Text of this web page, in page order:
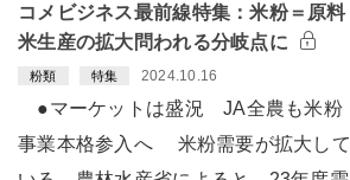
コメビジネス最前線特集：米粉＝原料
米生産の拡大問われる分岐点に
粉類 特集 2024.10.16
●マーケットは盛況 JA全農も米粉
事業本格参入へ 米粉需要が拡大して